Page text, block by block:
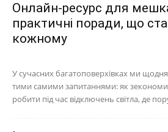
Онлайн-ресурс для
практичні поради, що
кожному
У сучасних багатоповерхівках ми
тими самими запитаннями: як
робити під час відключень світла, де